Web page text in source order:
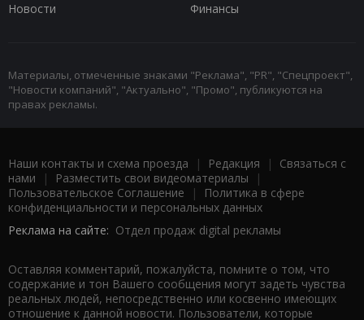
Новости
Финансы
Материалы, отмеченные знаками "Реклама", "PR", "Спецпроект",
"Новости компаний", "Актуально", "Промо", публикуются на
правах рекламы.
Наши контакты и схема проезда | Редакция | Связаться с
нами | Разместить свои видеоматериалы |
Пользовательское Соглашение |
Политика в сфере
конфиденциальности и персональных данных
Реклама на сайте: Отдел продаж digital рекламы
Оставляя комментарий, пожалуйста, помните о том, что
содержание и тон Вашего сообщения могут задеть чувства
реальных людей, непосредственно или косвенно имеющих
отношение к данной новости. Пользователи, которые